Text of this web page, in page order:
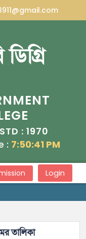
: 1970
: 7:50:41 PM
Login
পূরণ
তালিকা